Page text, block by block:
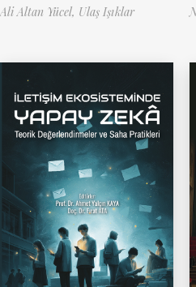
Ali Altan Yücel, Ulaş Işıklar